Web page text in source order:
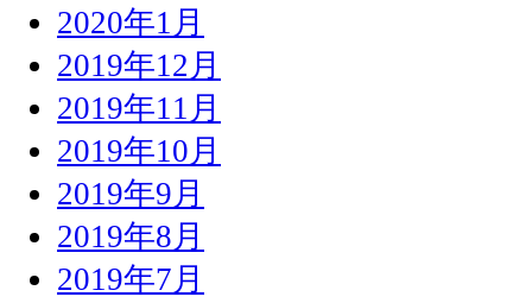
2020年1月
2019年12月
2019年11月
2019年10月
2019年9月
2019年8月
2019年7月